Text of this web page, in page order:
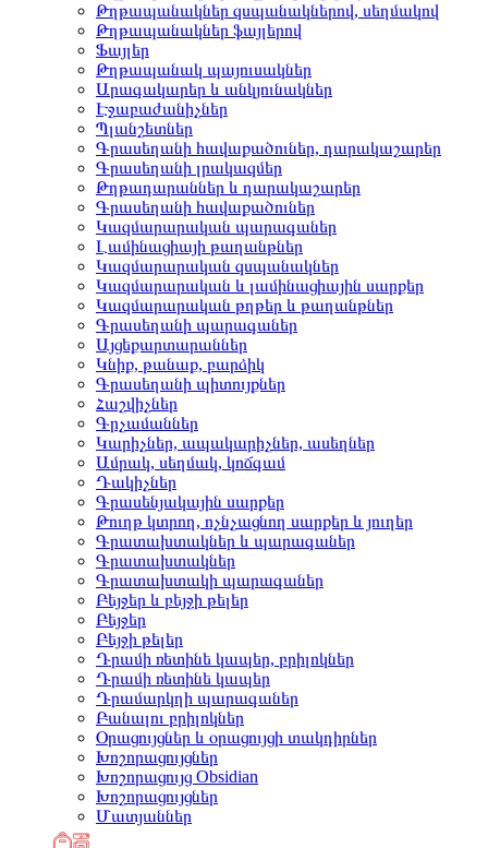
Թղթապանակներ զսպանակներով, սեղմակով
Թղթապանակներ ֆայլերով
Ֆայլեր
Թղթապանակ պայուսակներ
Արագակարեր և անկյունակներ
Էջաբաժանիչներ
Պլանշետներ
Գրասեղանի հավաքածուներ, դարակաշարեր
Գրասեղանի լրակազմեր
Թղթադարաններ և դարակաշարեր
Գրասեղանի հավաքածուներ
Կազմարարական պարագաներ
Լամինացիայի թաղանթներ
Կազմարարական զսպանակներ
Կազմարարական և լամինացիային սարքեր
Կազմարարական թղթեր և թաղանթներ
Գրասեղանի պարագաներ
Այցեքարտարաններ
Կնիք, թանաք, բարձիկ
Գրասեղանի պիտույքներ
Հաշվիչներ
Գրչամաններ
Կարիչներ, ապակարիչներ, ասեղներ
Ամրակ, սեղմակ, կոճգամ
Դակիչներ
Գրասենյակային սարքեր
Թուղթ կտրող, ոչնչացնող սարքեր և յուղեր
Գրատախտակներ և պարագաներ
Գրատախտակներ
Գրատախտակի պարագաներ
Բեյջեր և բեյջի թելեր
Բեյջեր
Բեյջի թելեր
Դրամի ռետինե կապեր, բրիլոկներ
Դրամի ռետինե կապեր
Դրամարկղի պարագաներ
Բանալու բրիլոկներ
Օրացույցներ և օրացույցի տակդիրներ
Խոշորացույցներ
Խոշորացույց Obsidian
Խոշորացույցներ
Մատյաններ